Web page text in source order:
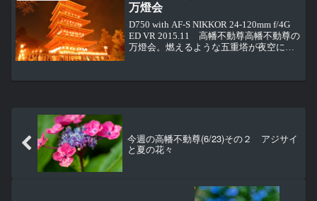
万燈会
D750 with AF-S NIKKOR 24-120mm f/4G
ED VR 2015.11 高幡不動尊高幡不動尊の
万燈会。燃えるような五重塔が夜空に浮
今週の高幡不動尊(6/23)その２ アジサイ
と夏の花々